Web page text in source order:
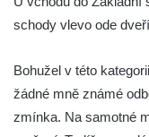
Lučan v
Mozaika na
Mozaika Pocta
budově bývalého
výboru v Ústí nad
schody vlevo ode
Bohužel v této
žádné mně známé
zmínka. Na samotné